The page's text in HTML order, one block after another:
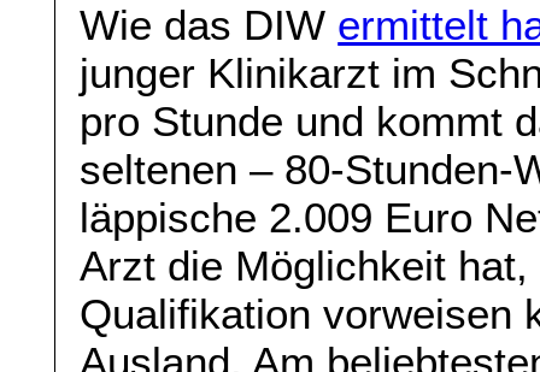
Wie das DIW ermittelt
junger Klinikarzt im
pro Stunde und kommt
seltenen – 80-Stunden-
läppische 2.009 Euro
Arzt die Möglichkeit
Qualifikation vorweisen
Ausland. Am